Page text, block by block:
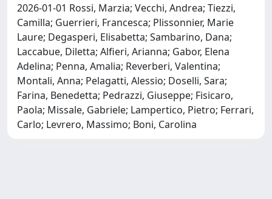
2026-01-01 Rossi, Marzia; Vecchi, Andrea; Tiezzi,
Camilla; Guerrieri, Francesca; Plissonnier, Marie
Laure; Degasperi, Elisabetta; Sambarino, Dana;
Laccabue, Diletta; Alfieri, Arianna; Gabor, Elena
Adelina; Penna, Amalia; Reverberi, Valentina;
Montali, Anna; Pelagatti, Alessio; Doselli, Sara;
Farina, Benedetta; Pedrazzi, Giuseppe; Fisicaro,
Paola; Missale, Gabriele; Lampertico, Pietro; Ferrari,
Carlo; Levrero, Massimo; Boni, Carolina